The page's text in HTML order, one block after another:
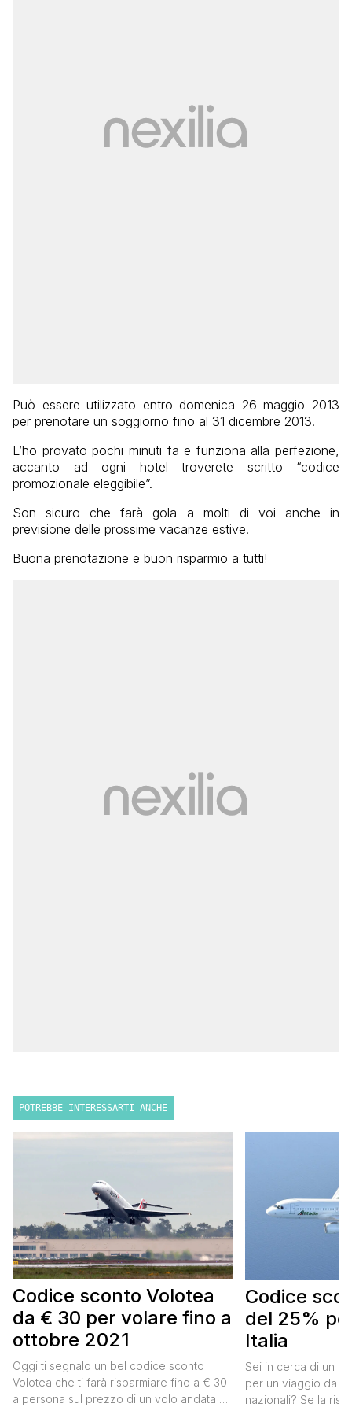
Può essere utilizzato entro domenica 26 maggio 2013
per prenotare un soggiorno fino al 31 dicembre 2013.
L’ho provato pochi minuti fa e funziona alla perfezione,
accanto ad ogni hotel troverete scritto “codice
promozionale eleggibile”.
Son sicuro che farà gola a molti di voi anche in
previsione delle prossime vacanze estive.
Buona prenotazione e buon risparmio a tutti!
POTREBBE INTERESSARTI ANCHE
Codice sconto Volotea
da € 30 per volare fino a
ottobre 2021
Oggi ti segnalo un bel codice sconto
Volotea che ti farà risparmiare fino a € 30
a persona sul prezzo di un volo andata e
Codice
del 25%
Italia
Sei in cerca di un
per un viaggio da
nazionali? Se la